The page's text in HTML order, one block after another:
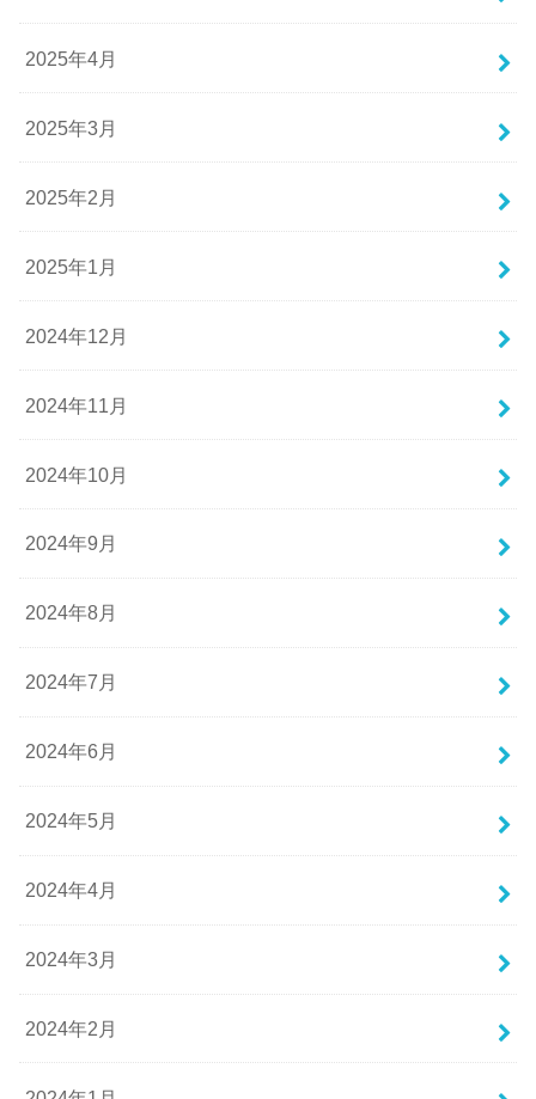
2025年4月
2025年3月
2025年2月
2025年1月
2024年12月
2024年11月
2024年10月
2024年9月
2024年8月
2024年7月
2024年6月
2024年5月
2024年4月
2024年3月
2024年2月